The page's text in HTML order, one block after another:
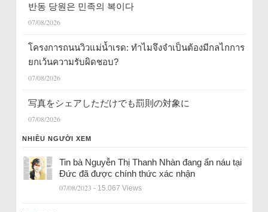
반동 당원은 민족의 복이다
07/08/2026
โครงการถนนวิวแม่น้ำเรด: ทำไมจึงจำเป็นต้องมีกลไกการ
ยกเว้นความรับผิดชอบ?
07/08/2026
写真をシェアしただけでも罰則の対象に
07/08/2026
NHIỀU NGƯỜI XEM
Tin bà Nguyễn Thị Thanh Nhàn đang ẩn náu tại
Đức đã được chính thức xác nhận
07/08/2023 - 15.067 Views